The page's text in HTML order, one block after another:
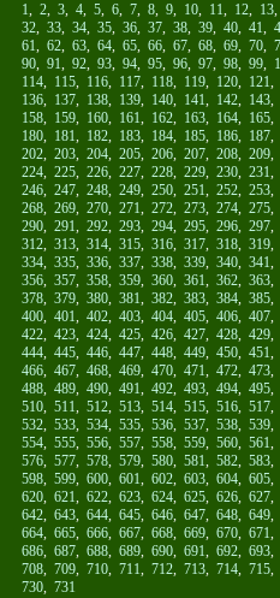
1, 2, 3, 4, 5, 6, 7, 8, 9, 10, 11, 12, 13,
32, 33, 34, 35, 36, 37, 38, 39, 40, 41,
61, 62, 63, 64, 65, 66, 67, 68, 69, 70,
90, 91, 92, 93, 94, 95, 96, 97, 98, 99,
114, 115, 116, 117, 118, 119, 120, 121,
136, 137, 138, 139, 140, 141, 142, 143,
158, 159, 160, 161, 162, 163, 164, 165,
180, 181, 182, 183, 184, 185, 186, 187,
202, 203, 204, 205, 206, 207, 208, 209,
224, 225, 226, 227, 228, 229, 230, 231,
246, 247, 248, 249, 250, 251, 252, 253,
268, 269, 270, 271, 272, 273, 274, 275,
290, 291, 292, 293, 294, 295, 296, 297,
312, 313, 314, 315, 316, 317, 318, 319,
334, 335, 336, 337, 338, 339, 340, 341,
356, 357, 358, 359, 360, 361, 362, 363,
378, 379, 380, 381, 382, 383, 384, 385,
400, 401, 402, 403, 404, 405, 406, 407,
422, 423, 424, 425, 426, 427, 428, 429,
444, 445, 446, 447, 448, 449, 450, 451,
466, 467, 468, 469, 470, 471, 472, 473,
488, 489, 490, 491, 492, 493, 494, 495,
510, 511, 512, 513, 514, 515, 516, 517,
532, 533, 534, 535, 536, 537, 538, 539,
554, 555, 556, 557, 558, 559, 560, 561,
576, 577, 578, 579, 580, 581, 582, 583,
598, 599, 600, 601, 602, 603, 604, 605,
620, 621, 622, 623, 624, 625, 626, 627,
642, 643, 644, 645, 646, 647, 648, 649,
664, 665, 666, 667, 668, 669, 670, 671,
686, 687, 688, 689, 690, 691, 692, 693,
708, 709, 710, 711, 712, 713, 714, 715,
730, 731